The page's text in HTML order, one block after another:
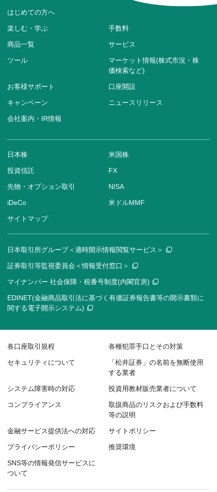
はじめての方へ
楽しむ・学ぶ 手数料
商品一覧 サービス
ツール
マーケット情報(株式市況・株
価検索など)
お客様サポート 口座開設
キャンペーン ニュースリリース
会社案内・IR情報
日本株 米国株
投資信託 FX
先物・オプション取引 NISA
iDeCo 米ドルMMF
サイトマップ
日本取引所グループ＜適時開示情報閲覧サービス＞
証券取引等監視委員会＜情報受付窓口＞
マイナンバー 社会保障・税番号制度(内閣官房)
EDINET(金融商品取引法に基づく有価証券報告書等の開示書類に
関する電子開示システム)
各口座取引規程 各種犯罪手口とその対策
セキュリティについて
「松井証券」の名前を無断使用
する業者
システム障害時の対応 投資用教材販売業者について
コンプライアンス
取扱商品のリスクおよび手数料
等の説明
金融サービス提供法への対応 サイトポリシー
プライバシーポリシー 推奨環境
SNS等の情報発信サービスに
ついて